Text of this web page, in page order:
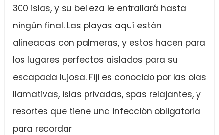
300 islas, y su belleza le entrallará hasta
ningún final. Las playas aquí están
alineadas con palmeras, y estos hacen para
los lugares perfectos aislados para su
escapada lujosa. Fiji es conocido por las olas
llamativas, islas privadas, spas relajantes, y
resortes que tiene una infección obligatoria
para recordar